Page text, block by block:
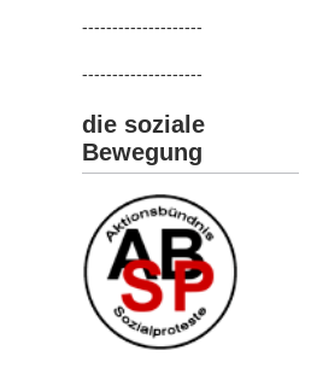
--------------------
--------------------
die soziale
Bewegung